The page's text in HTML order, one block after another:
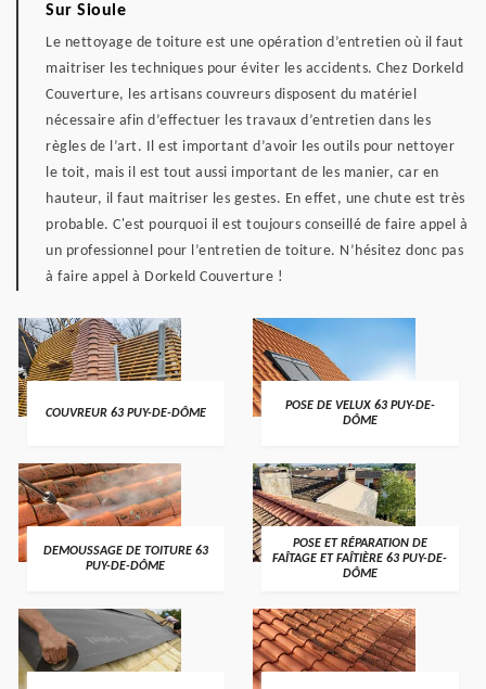
Sur Sioule
Le nettoyage de toiture est une opération d’entretien où il faut
maitriser les techniques pour éviter les accidents. Chez Dorkeld
Couverture, les artisans couvreurs disposent du matériel
nécessaire afin d’effectuer les travaux d’entretien dans les
règles de l’art. Il est important d’avoir les outils pour nettoyer
le toit, mais il est tout aussi important de les manier, car en
hauteur, il faut maitriser les gestes. En effet, une chute est très
probable. C'est pourquoi il est toujours conseillé de faire appel à
un professionnel pour l’entretien de toiture. N’hésitez donc pas
à faire appel à Dorkeld Couverture !
COUVREUR 63 PUY-DE-DÔME
POSE DE VELUX 63 PUY-DE-
DÔME
DEMOUSSAGE DE TOITURE 63
PUY-DE-DÔME
POSE ET RÉPARATION DE
FAÎTAGE ET FAÎTIÈRE 63 PUY-DE-
DÔME